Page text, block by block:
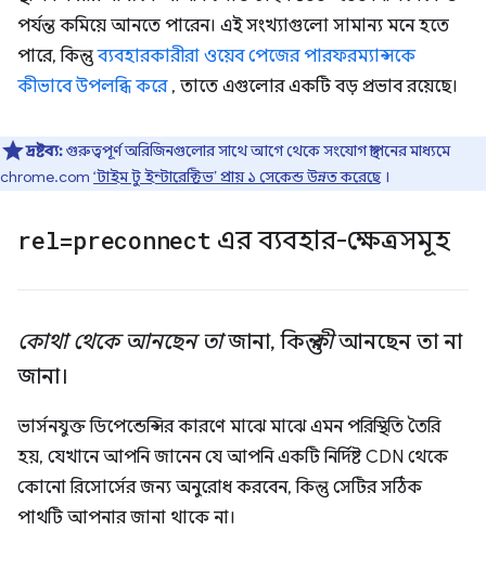
পর্যন্ত কমিয়ে আনতে পারেন। এই সংখ্যাগুলো সামান্য মনে হতে
পারে, কিন্তুব্যবহারকারীরা ওয়েব পেজের পারফরম্যান্সকে
কীভাবে উপলব্ধি করে, তাতে এগুলোর একটি বড় প্রভাব রয়েছে।
দ্রষ্টব্য:গুরুত্বপূর্ণ অরিজিনগুলোর সাথে আগে থেকে সংযোগ স্থাপনের মাধ্যমে
chrome.com ‘টাইম টু ইন্টারেক্টিভ’ প্রায় ১ সেকেন্ড উন্নত করেছে।
rel=preconnect এর ব্যবহার-ক্ষেত্রসমূহ
কোথা থেকে আনছেন তাজানা, কিন্তুকীআনছেন তা না
জানা।
ভার্সনযুক্ত ডিপেন্ডেন্সির কারণে মাঝে মাঝে এমন পরিস্থিতি তৈরি
হয়, যেখানে আপনি জানেন যে আপনি একটি নির্দিষ্ট CDN থেকে
কোনো রিসোর্সের জন্য অনুরোধ করবেন, কিন্তু সেটির সঠিক
পাথটি আপনার জানা থাকে না।